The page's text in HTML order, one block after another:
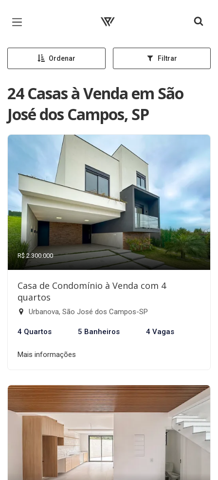
Página inicial
Ordenar Filtrar
24 Casas à Venda em São
José dos Campos, SP
R$ 2.300.000
Casa de Condomínio à Venda com 4
quartos
Urbanova, São José dos Campos-SP
4 Quartos 5 Banheiros 4 Vagas
Mais informações